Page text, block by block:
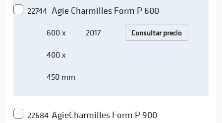
22744 Agie Charmilles Form P 600
600 x
400 x
450 mm
2017 Consultar precio
22684 AgieCharmilles Form P 900